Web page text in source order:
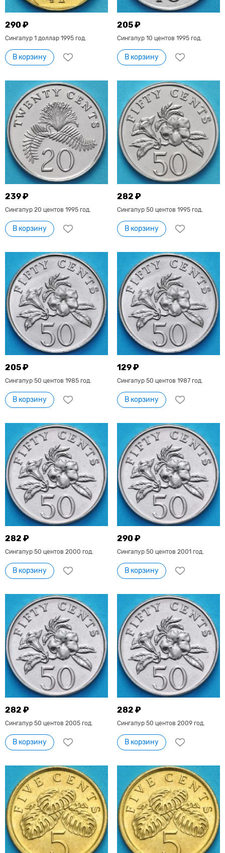
290 ₽
Сингапур 1 доллар 1995 год.
В корзину
205 ₽
Сингапур 10 центов 1995 год.
В корзину
239 ₽
Сингапур 20 центов 1995 год.
В корзину
282 ₽
Сингапур 50 центов 1995 год.
В корзину
205 ₽
Сингапур 50 центов 1985 год.
В корзину
129 ₽
Сингапур 50 центов 1987 год.
В корзину
282 ₽
Сингапур 50 центов 2000 год.
В корзину
290 ₽
Сингапур 50 центов 2001 год.
В корзину
282 ₽
Сингапур 50 центов 2005 год.
В корзину
282 ₽
Сингапур 50 центов 2009 год.
В корзину